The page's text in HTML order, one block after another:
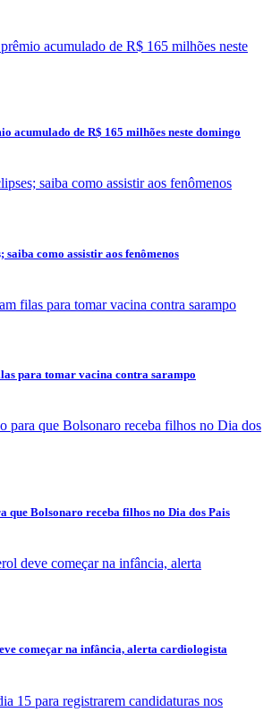
acumulado de R$ 165 milhões neste domingo
saiba como assistir aos fenômenos
para tomar vacina contra sarampo
que Bolsonaro receba filhos no Dia dos Pais
começar na infância, alerta cardiologista